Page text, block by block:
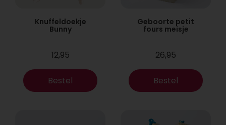
Knuffeldoekje
Bunny
12,95
Bestel
Geboorte petit
fours meisje
26,95
Bestel